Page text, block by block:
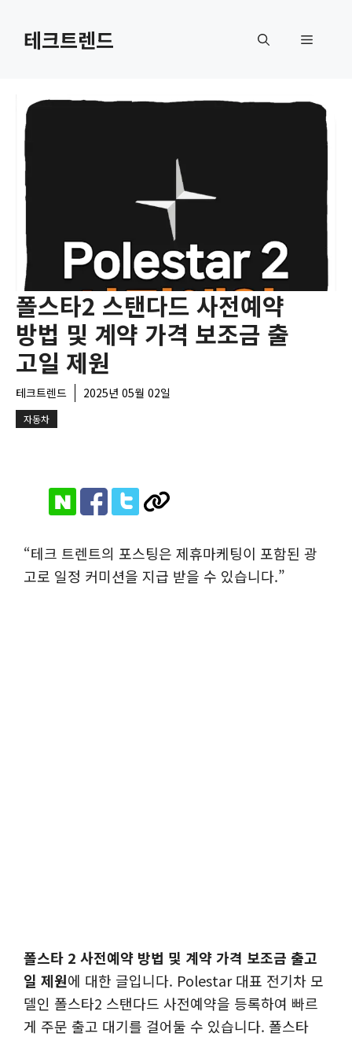
테크트렌드 메
폴스타2 스탠다드 사전예약
방법 및 계약 가격 보조금 출
고일 제원
테크트렌드 2025년 05월 02일
자동차
“테크 트렌트의 포스팅은 제휴마케팅이 포함된 광
고로 일정 커미션을 지급 받을 수 있습니다.”
폴스타 2 사전예약 방법 및 계약 가격 보조금 출고
일 제원에 대한 글입니다. Polestar 대표 전기차 모
델인 폴스타2 스탠다드 사전예약을 등록하여 빠르
게 주문 출고 대기를 걸어둘 수 있습니다. 폴스타